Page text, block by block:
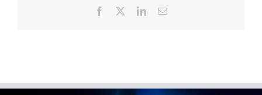
Facebook LinkedInEmail